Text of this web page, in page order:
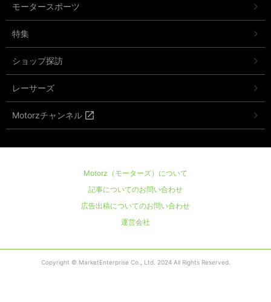
モータースポーツ
特集
ショップ探訪
レーサーズ
Motorzチャンネル
Motorz（モーターズ）について
記事についてのお問い合わせ
広告出稿についてのお問い合わせ
運営会社
Copyright © MarketEnterprise Co., Ltd. 2024 All Rights Reserved.